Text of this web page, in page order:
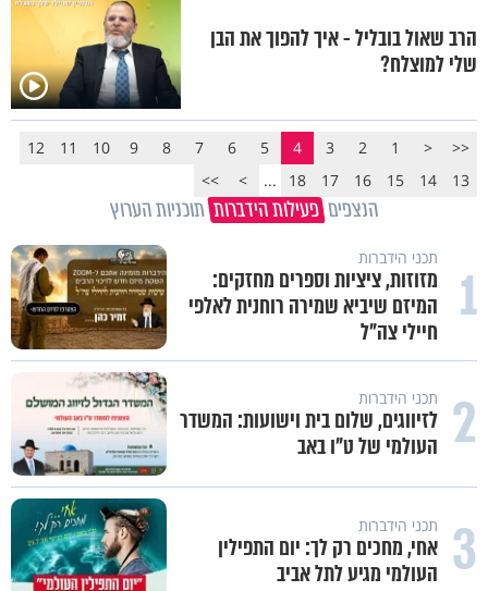
הרב שאול בובליל - איך להפוך את הבן
שלי למוצלח?
<<
<
1
2
3
4
5
6
7
8
9
10
11
12
13
14
15
16
17
18
...
>
>>
הנצפים פעילות הידברות תוכניות הערוץ
1 תכני הידברות
מזוזות, ציציות וספרים מחזקים:
המיזם שיביא שמירה רוחנית לאלפי
חיילי צה"ל
2 תכני הידברות
לזיווגים, שלום בית וישועות: המשדר
העולמי של ט"ו באב
3 תכני הידברות
אחי, מחכים רק לך: יום התפילין
העולמי מגיע לתל אביב